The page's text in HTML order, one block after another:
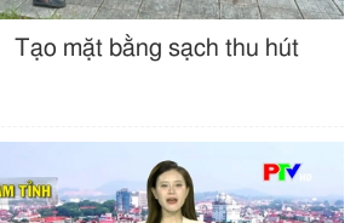
Tạo mặt bằng sạch thu hút